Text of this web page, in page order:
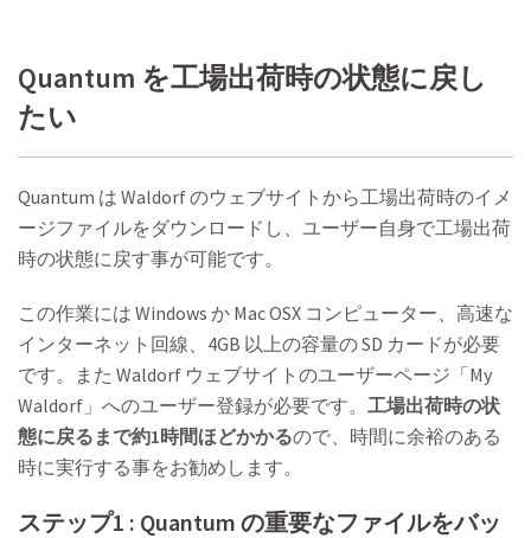
Quantum を工場出荷時の状態に戻し
たい
Quantum は Waldorf のウェブサイトから工場出荷時のイメ
ージファイルをダウンロードし、ユーザー自身で工場出荷
時の状態に戻す事が可能です。
この作業には Windows か Mac OSX コンピューター、高速な
インターネット回線、4GB 以上の容量の SD カードが必要
です。また Waldorf ウェブサイトのユーザーページ「My
Waldorf」へのユーザー登録が必要です。 工場出荷時の状
態に戻るまで約1時間ほどかかるので、時間に余裕のある
時に実行する事をお勧めします。
ステップ1 : Quantum の重要なファイルをバッ